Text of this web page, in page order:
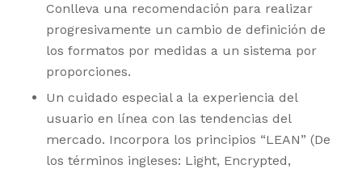
Conlleva una recomendación para realizar
progresivamente un cambio de definición de
los formatos por medidas a un sistema por
proporciones.
Un cuidado especial a la experiencia del
usuario en línea con las tendencias del
mercado. Incorpora los principios “LEAN” (De
los términos ingleses: Light, Encrypted,